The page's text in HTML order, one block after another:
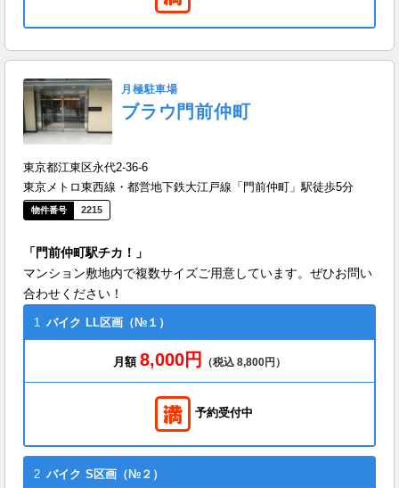
月極駐車場
ブラウ門前仲町
東京都江東区永代2-36-6
東京メトロ東西線・都営地下鉄大江戸線「門前仲町」駅徒歩5分
2215
「門前仲町駅チカ！」
マンション敷地内で複数サイズご用意しています。ぜひお問い
合わせください！
1 バイク LL区画（№１）
月額 8,000円 （税込 8,800円）
予約受付中
2 バイク S区画（№２）